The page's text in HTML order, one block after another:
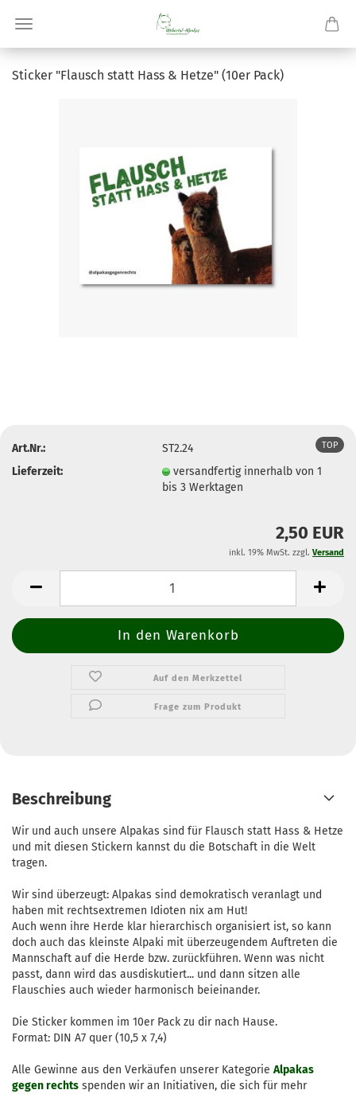
Sti­cker "Flausch statt Hass & Hetze" (10er Pack)
TOP
Art.Nr.:
ST2.24
Lieferzeit:
versandfertig innerhalb von 1
bis 3 Werktagen
2,50 EUR
inkl. 19% MwSt. zzgl. Versand
Auf den Merkzettel
Frage zum Produkt
Beschreibung
Wir und auch unsere Alpakas sind für Flausch statt Hass & Hetze
und mit diesen Stickern kannst du die Botschaft in die Welt
tragen.
Wir sind überzeugt: Alpakas sind demokratisch veranlagt und
haben mit rechtsextremen Idioten nix am Hut!
Auch wenn ihre Herde klar hierarchisch organisiert ist, so kann
doch auch das kleinste Alpaki mit überzeugendem Auftreten die
Mannschaft auf die Herde bzw. zurückführen. Wenn was nicht
passt, dann wird das ausdiskutiert... und dann sitzen alle
Flauschies auch wieder harmonisch beieinander.
Die Sticker kommen im 10er Pack zu dir nach Hause.
Format: DIN A7 quer (10,5 x 7,4)
Alle Gewinne aus den Verkäufen unserer Kategorie Alpakas
gegen rechts spenden wir an Initiativen, die sich für mehr